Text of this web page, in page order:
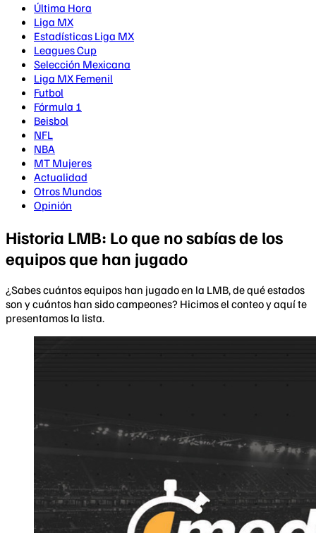
Última Hora
Liga MX
Estadísticas Liga MX
Leagues Cup
Selección Mexicana
Liga MX Femenil
Futbol
Fórmula 1
Beisbol
NFL
NBA
MT Mujeres
Actualidad
Otros Mundos
Opinión
Historia LMB: Lo que no sabías de los
equipos que han jugado
¿Sabes cuántos equipos han jugado en la LMB, de qué estados
son y cuántos han sido campeones? Hicimos el conteo y aquí te
presentamos la lista.